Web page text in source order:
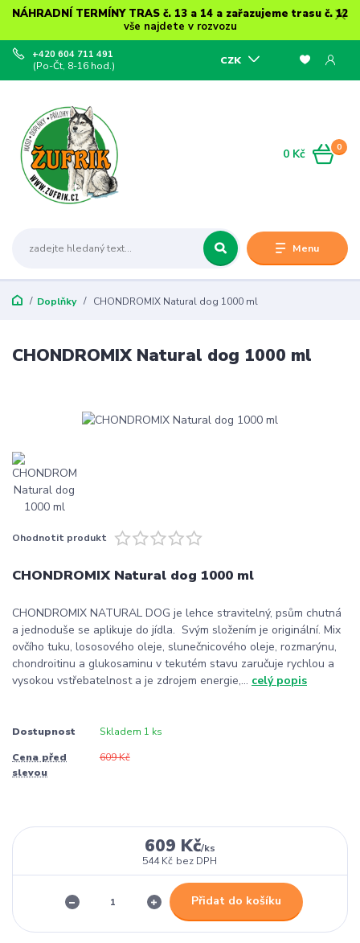
NÁHRADNÍ TERMÍNY TRAS č. 13 a 14 a zařazujeme trasu č. 12
vše najdete v rozvozu
Menu
CZK
+420 604 711 491
(Po-Čt, 8-16 hod.)
0
0 Kč
Doplňky CHONDROMIX Natural dog 1000 ml
CHONDROMIX Natural dog 1000 ml
Ohodnotit produkt
CHONDROMIX Natural dog 1000 ml
CHONDROMIX NATURAL DOG je lehce stravitelný, psům chutná
a jednoduše se aplikuje do jídla. Svým složením je originální. Mix
ovčího tuku, lososového oleje, slunečnicového oleje, rozmarýnu,
chondroitinu a glukosaminu v tekutém stavu zaručuje rychlou a
vysokou vstřebatelnost a je zdrojem energie,... celý popis
Dostupnost Skladem 1 ks
Cena před
slevou
609 Kč
609 Kč/ks
544 Kč bez DPH
Přidat do košíku